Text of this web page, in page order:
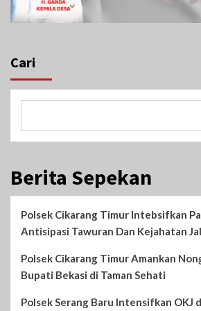
Cari
Berita Sepekan
Polsek Cikarang Timur Intebsifkan
Antisipasi Tawuran Dan Kejahatan
Polsek Cikarang Timur Amankan
Bupati Bekasi di Taman Sehati‎
Polsek Serang Baru Intensifkan OKJ